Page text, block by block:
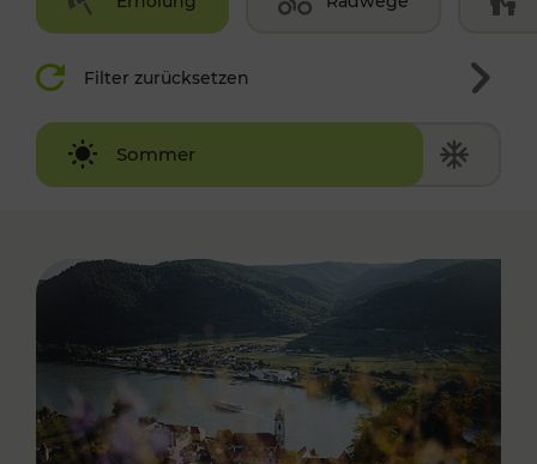
Filter zurücksetzen
Sommer
Winter